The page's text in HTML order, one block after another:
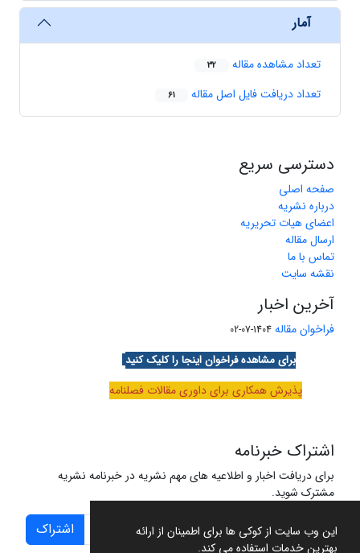
این وب سایت از کوکی ها برای اطمینان از ارائه
بهترین خدمات استفاده می کند.
آمار
تعداد مشاهده مقاله 32
تعداد دریافت فایل اصل مقاله 61
دسترسی سریع
صفحه اصلی
درباره نشریه
اعضای هیات تحریریه
ارسال مقاله
تماس با ما
نقشه سایت
آخرین اخبار
فراخوان مقاله 1404-07-02
برای مشاهده فراخوان اینجا را کلیک کنید
پذیرش همکاری برای داوری مقالات فصلنامه
اشتراک خبرنامه
برای دریافت اخبار و اطلاعیه های مهم نشریه در خبرنامه نشریه
مشترک شوید.
اشتراک